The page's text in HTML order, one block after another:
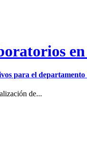
para el departamento
de...